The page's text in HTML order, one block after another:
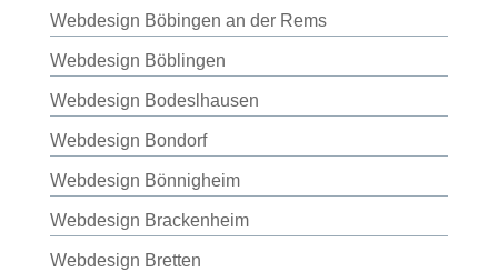
Webdesign Böbingen an der Rems
Webdesign Böblingen
Webdesign Bodeslhausen
Webdesign Bondorf
Webdesign Bönnigheim
Webdesign Brackenheim
Webdesign Bretten